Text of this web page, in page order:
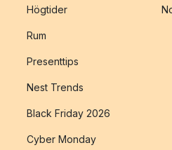
Högtider
Rum
Presenttips
Nest Trends
Black Friday 2026
Cyber Monday